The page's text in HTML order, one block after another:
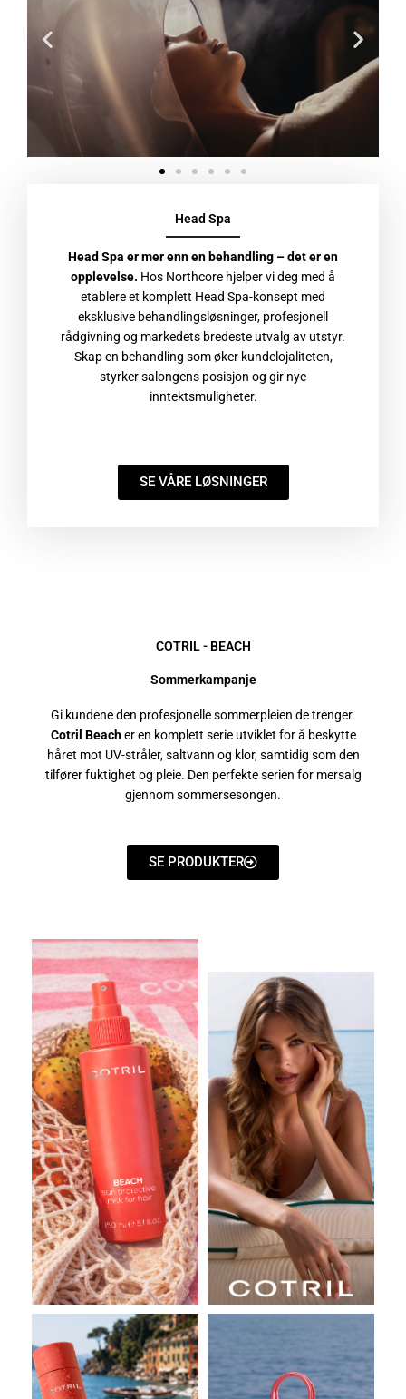
Head Spa
Head Spa er mer enn en behandling – det er en
opplevelse. Hos Northcore hjelper vi deg med å
etablere et komplett Head Spa-konsept med
eksklusive behandlingsløsninger, profesjonell
rådgivning og markedets bredeste utvalg av utstyr.
Skap en behandling som øker kundelojaliteten,
styrker salongens posisjon og gir nye
inntektsmuligheter.
SE VÅRE LØSNINGER
COTRIL - BEACH
Sommerkampanje
Gi kundene den profesjonelle sommerpleien de trenger.
Cotril Beacher en komplett serie utviklet for å beskytte
håret mot UV-stråler, saltvann og klor, samtidig som den
tilfører fuktighet og pleie. Den perfekte serien for mersalg
gjennom sommersesongen.
SE PRODUKTER